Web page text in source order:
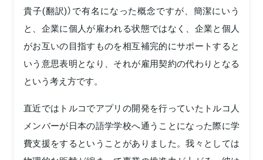
貴子(翻訳)）で有名になった概念ですが、簡潔にいう
と、企業に個人が雇われる状態ではなく、企業と個人
がお互いの目指すものを相互補完的にサポートすると
いう意思表明となり、それが雇用契約の代わりとなる
という考え方です。
直近ではトルコでアプリの開発を行っていたトルコ人
メンバーが日本の語学学校へ通うことになった際に学
費支援をするということがありました。我々としては